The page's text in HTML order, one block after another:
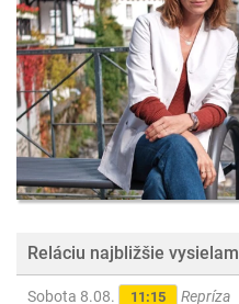
Reláciu najbližšie
Sobota 8.08. 11:15 Repríza